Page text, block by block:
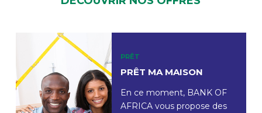
PRÊT
PRÊT MA MAISON
En ce moment, BANK OF
AFRICA vous propose des